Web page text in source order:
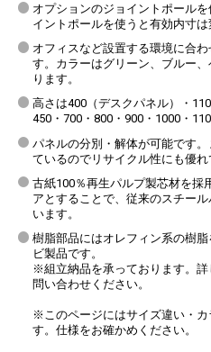
オプションのジョイントポール
イントポールを使うと有効内寸は
オフィスなど設置する環境に合
す。カラーはグリーン、ブルー
ります。
高さは400（デスクパネル）・
450・700・800・900・1000・
パネルの分別・解体が可能です
ているのでリサイクル性にも優れ
古紙100％再生パルプ製芯材を採
アとすることで、従来のスチー
います。
樹脂部品にはオレフィン系の樹
ビ製品です。
※組立納品を承っております。
問い合わせください。
※このページにはサイズ違い・
す。仕様をお確かめください。